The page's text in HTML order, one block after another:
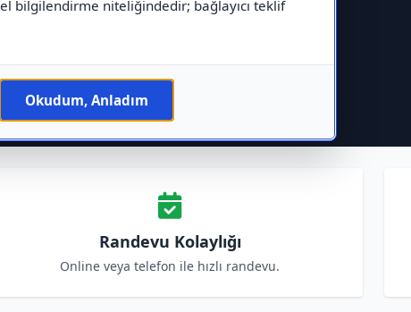
bilgilendirme niteliğindedir; bağlayıcı teklif
Okudum, Anladım
Randevu Kolaylığı
Online veya telefon ile hızlı randevu.